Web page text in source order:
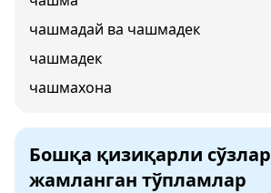
чашмадай ва чашмадек
чашмадек
чашмахона
Бошқа қизиқарли сўзлар
жамланган тўпламлар